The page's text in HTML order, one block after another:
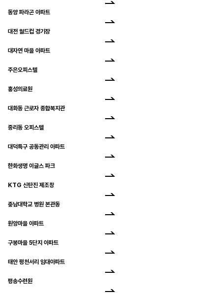
동양 파라곤 아파트
대전 월드컵 경기장
대자연 마을 아파트
주은오피스텔
홍성의료원
대화동 근로자 종합복지관
중리동 오피스텔
대덕특구 공동관리 아파트
한화생명 이글스 파크
KTG 신탄진 제조창
충남대학교 병원 본관동
원앙마을 아파트
구봉마을 5단지 아파트
태안 평천서리 임대아파트
평송수련원